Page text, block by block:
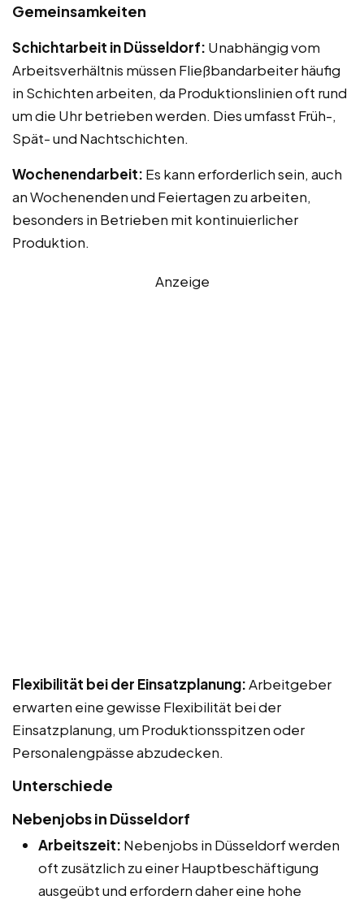
Gemeinsamkeiten
Schichtarbeit in Düsseldorf: Unabhängig vom
Arbeitsverhältnis müssen Fließbandarbeiter häufig
in Schichten arbeiten, da Produktionslinien oft rund
um die Uhr betrieben werden. Dies umfasst Früh-,
Spät- und Nachtschichten.
Wochenendarbeit: Es kann erforderlich sein, auch
an Wochenenden und Feiertagen zu arbeiten,
besonders in Betrieben mit kontinuierlicher
Produktion.
Anzeige
Flexibilität bei der Einsatzplanung:Arbeitgeber
erwarten eine gewisse Flexibilität bei der
Einsatzplanung, um Produktionsspitzen oder
Personalengpässe abzudecken.
Unterschiede
Nebenjobs in Düsseldorf
Arbeitszeit: Nebenjobs in Düsseldorf werden
oft zusätzlich zu einer Hauptbeschäftigung
ausgeübt und erfordern daher eine hohe